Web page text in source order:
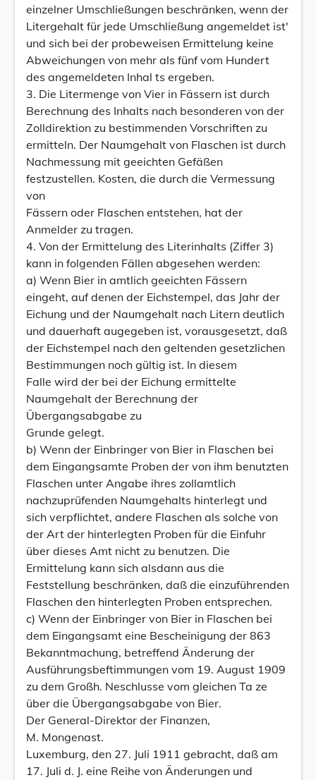
einzelner Umschließungen beschränken, wenn der
Litergehalt für jede Umschließung angemeldet ist'
und sich bei der probeweisen Ermittelung keine
Abweichungen von mehr als fünf vom Hundert
des angemeldeten Inhal ts ergeben.
3. Die Litermenge von Vier in Fässern ist durch
Berechnung des Inhalts nach besonderen von der
Zolldirektion zu bestimmenden Vorschriften zu
ermitteln. Der Naumgehalt von Flaschen ist durch
Nachmessung mit geeichten Gefäßen
festzustellen. Kosten, die durch die Vermessung
von
Fässern oder Flaschen entstehen, hat der
Anmelder zu tragen.
4. Von der Ermittelung des Literinhalts (Ziffer 3)
kann in folgenden Fällen abgesehen werden:
a) Wenn Bier in amtlich geeichten Fässern
eingeht, auf denen der Eichstempel, das Jahr der
Eichung und der Naumgehalt nach Litern deutlich
und dauerhaft augegeben ist, vorausgesetzt, daß
der Eichstempel nach den geltenden gesetzlichen
Bestimmungen noch gültig ist. In diesem
Falle wird der bei der Eichung ermittelte
Naumgehalt der Berechnung der
Übergangsabgabe zu
Grunde gelegt.
b) Wenn der Einbringer von Bier in Flaschen bei
dem Eingangsamte Proben der von ihm benutzten
Flaschen unter Angabe ihres zollamtlich
nachzuprüfenden Naumgehalts hinterlegt und
sich verpflichtet, andere Flaschen als solche von
der Art der hinterlegten Proben für die Einfuhr
über dieses Amt nicht zu benutzen. Die
Ermittelung kann sich alsdann aus die
Feststellung beschränken, daß die einzuführenden
Flaschen den hinterlegten Proben entsprechen.
c) Wenn der Einbringer von Bier in Flaschen bei
dem Eingangsamt eine Bescheinigung der 863
Bekanntmachung, betreffend Änderung der
Ausführungsbeftimmungen vom 19. August 1909
zu dem Großh. Neschlusse vom gleichen Ta ze
über die Übergangsabgabe von Bier.
Der General-Direktor der Finanzen,
M. Mongenast.
Luxemburg, den 27. Juli 1911 gebracht, daß am
17. Juli d. J. eine Reihe von Änderungen und